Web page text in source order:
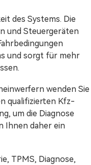
des Systems. Die
und Steuergeräten
und sorgt für mehr
wenden Sie
qualifizierten Kfz-
um die Diagnose
Ihnen daher ein
TPMS, Diagnose,